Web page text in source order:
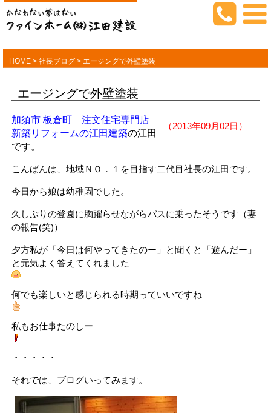
HOME > 社長ブログ > エージングで外壁塗装
エージングで外壁塗装
（2013年09月02日）
加須市 板倉町 注文住宅専門店
新築リフォームの江田建築の江田
です。
こんばんは、地域ＮＯ．１を目指す二代目社長の江田です。
今日から娘は幼稚園でした。
久しぶりの登園に胸躍らせながらバスに乗ったそうです（妻
の報告(笑)）
夕方私が「今日は何やってきたのー」と聞くと「遊んだー」
と元気よく答えてくれました
何でも楽しいと感じられる時期っていいですね
私もお仕事たのしー
・・・・・
それでは、ブログいってみます。